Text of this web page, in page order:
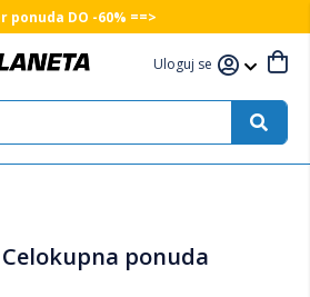
ponuda DO -60% ==>
Uloguj se
Celokupna ponuda